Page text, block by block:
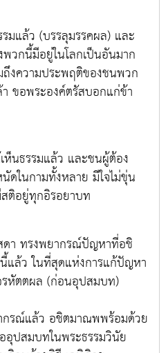
มแล้ว (บรรลุมรรคผล) และ
วกนี้มีอยู่ในโลกเป็นอันมาก
งความประพฤติของชนพวก
ขอพระองค์ตรัสบอกแก่ข้า
นธรรมแล้ว และชนผู้ต้อง
ดในกามทั้งหลาย มีใจไม่ขุ่น
ติอยู่ทุกอิรอยาบท
า ทรงพยากรณ์ปัญหาที่อชิ
ล้ว ในที่สุดแห่งการแก้ปัญหา
หัตตผล (ก่อนอุปสมบท)
รณ์แล้ว อชิตมาณพพร้อมด้วย
ปสมบทในพระธรรมวินัย